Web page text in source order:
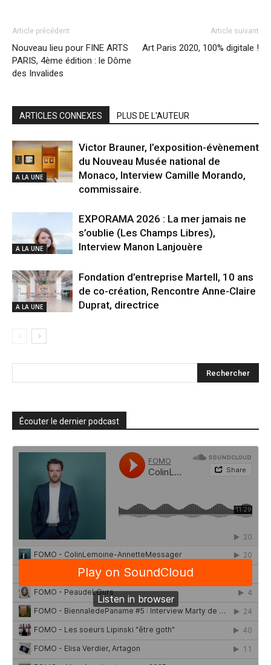
Article précédent
Nouveau lieu pour FINE ARTS
PARIS, 4ème édition : le Dôme
des Invalides
Article suivant
Art Paris 2020, 100% digitale !
ARTICLES CONNEXES PLUS DE L'AUTEUR
A LA UNE
Victor Brauner, l’exposition-évènement
du Nouveau Musée national de
Monaco, Interview Camille Morando,
commissaire.
A LA UNE
EXPORAMA 2026 : La mer jamais ne
s’oublie (Les Champs Libres),
Interview Manon Lanjouère
A LA UNE
Fondation d’entreprise Martell, 10 ans
de co-création, Rencontre Anne-Claire
Duprat, directrice
Écouter le dernier podcast